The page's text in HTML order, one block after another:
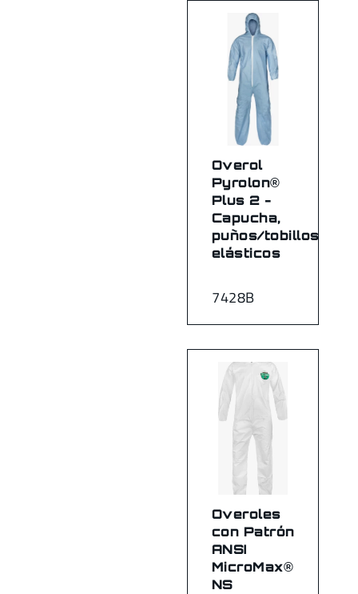
7428B
Overol
Pyrolon®
Plus 2 -
Capucha,
puños/tobillos
elásticos
Overoles
con Patrón
ANSI
MicroMax®
NS